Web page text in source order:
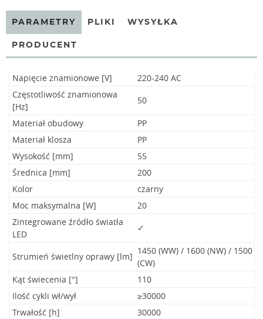
PARAMETRY PLIKI WYSYŁKA
PRODUCENT
Napięcie znamionowe [V]
220-240 AC
Częstotliwość znamionowa
[Hz]
50
Materiał obudowy
PP
Materiał klosza
PP
Wysokość [mm]
55
Średnica [mm]
200
Kolor
czarny
Moc maksymalna [W]
20
Zintegrowane źródło światła
LED
✓
Strumień świetlny oprawy [lm]
1450 (WW) / 1600 (NW) / 1500
(CW)
Kąt świecenia [°]
110
Ilość cykli wł/wył
≥30000
Trwałość [h]
30000